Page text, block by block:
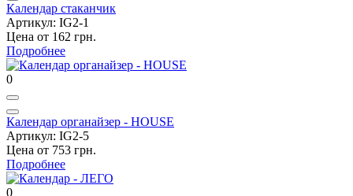
Календар стаканчик
Артикул: IG2-1
Цена от 162 грн.
Подробнее
0
Календар органайзер - HOUSE
Артикул: IG2-5
Цена от 753 грн.
Подробнее
0